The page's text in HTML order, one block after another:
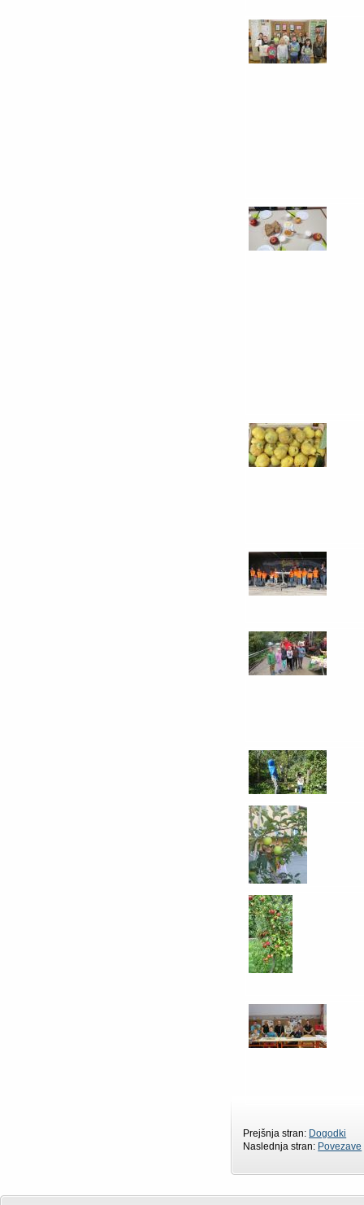
Prejšnja stran: Dogodki
Naslednja stran: Povezave